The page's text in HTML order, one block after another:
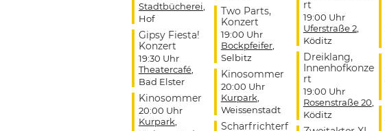
Stadtbücherei
Hof
Gipsy Fiesta!
Konzert
19:30 Uhr
Theatercafé,
Bad Elster
Kinosommer
20:00 Uhr
Kurpark
Two Parts,
Konzert
19:00 Uhr
Bockpfeifer,
Selbitz
Kinosommer
20:00 Uhr
Kurpark
Weissenstadt
Scharfrichterf
rt
19:00 Uhr
Uferstraße 2,
Köditz
Dreiklang,
Innenhofkonze
rt
19:00 Uhr
Rosenstraße 20
Köditz